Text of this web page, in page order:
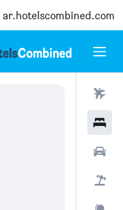
ar.hotelscombined.com